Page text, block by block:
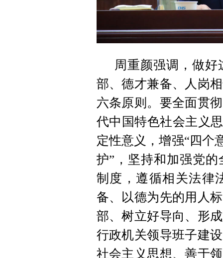
周重颜强调，做
部、德才兼备、人岗
六条原则。要全面贯
代中国特色社会主义
定性意义，增强“四个
护”，坚持和加强党
制度，遵循相关法律
备、以德为先的用人
部、树立好导向、形
行政机关领导班子建
社会主义思想、善于